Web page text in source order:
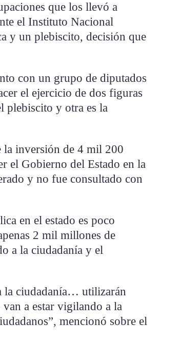
que los llevó a
el Instituto Nacional
y un plebiscito, decisión que
con un grupo de diputados
el ejercicio de dos figuras
plebiscito y otra es la
la inversión de 4 mil 200
el Gobierno del Estado en la
y no fue consultado con
en el estado es poco
2 mil millones de
a la ciudadanía y el
la ciudadanía… utilizarán
a estar vigilando a la
mencionó sobre el